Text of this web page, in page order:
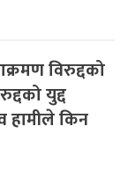
विरुद्दको
युद्द
हामीले किन